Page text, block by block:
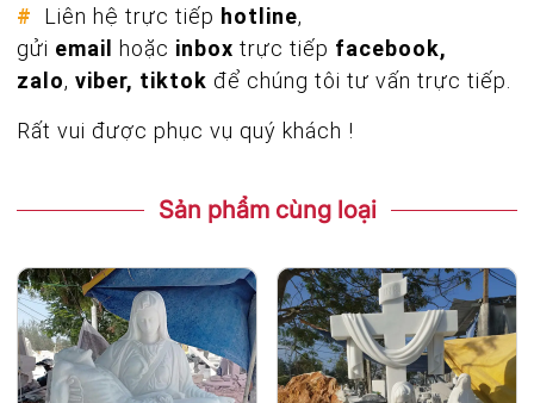
# Liên hệ trực tiếp hotline,
gửi email hoặc inbox trực tiếp facebook,
zalo, viber, tiktok để chúng tôi tư vấn trực tiếp.
Rất vui được phục vụ quý khách !
Sản phẩm cùng loại